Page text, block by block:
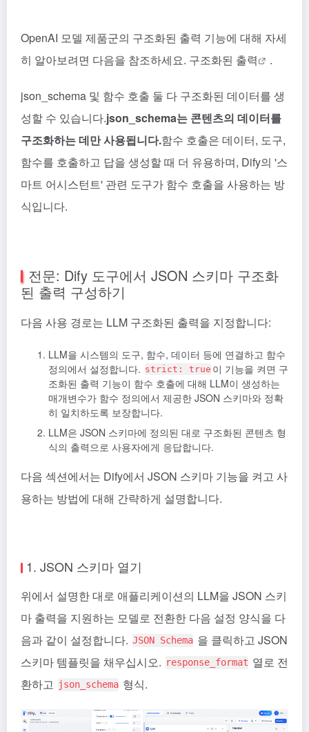
OpenAI 모델 제품군의 구조화된 출력 기능에 대해 자세
히 알아보려면 다음을 참조하세요. 구조화된 출력 .
json_schema 및 함수 호출 둘 다 구조화된 데이터를 생
성할 수 있습니다.json_schema는 콘텐츠의 데이터를
구조화하는 데만 사용됩니다.함수 호출은 데이터, 도구,
함수를 호출하고 답을 생성할 때 더 유용하며, Dify의 '스
마트 어시스턴트' 관련 도구가 함수 호출을 사용하는 방
식입니다.
전문: Dify 도구에서 JSON 스키마 구조화
된 출력 구성하기
다음 사용 경로는 LLM 구조화된 출력을 지정합니다:
LLM을 시스템의 도구, 함수, 데이터 등에 연결하고 함수
정의에서 설정합니다. strict: true 이 기능을 켜면 구
조화된 출력 기능이 함수 호출에 대해 LLM이 생성하는
매개변수가 함수 정의에서 제공한 JSON 스키마와 정확
히 일치하도록 보장합니다.
LLM은 JSON 스키마에 정의된 대로 구조화된 콘텐츠 형
식의 출력으로 사용자에게 응답합니다.
다음 섹션에서는 Dify에서 JSON 스키마 기능을 켜고 사
용하는 방법에 대해 간략하게 설명합니다.
1. JSON 스키마 열기
위에서 설명한 대로 애플리케이션의 LLM을 JSON 스키
마 출력을 지원하는 모델로 전환한 다음 설정 양식을 다
음과 같이 설정합니다. JSON Schema 을 클릭하고 JSON
스키마 템플릿을 채우십시오. response_format 열로 전
환하고 json_schema 형식.